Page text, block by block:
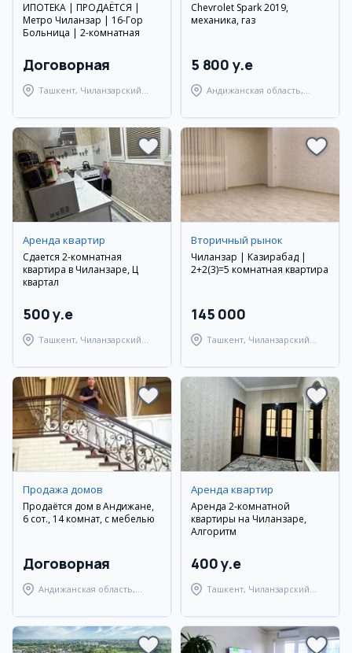
ИПОТЕКА | ПРОДАЁТСЯ |
Метро Чиланзар | 16-Гор
Больница | 2-комнатная
Договорная
Ташкент, Чиланзарский
Chevrolet Spark 2019,
механика, газ
5 800 y.e
Андижанская область,
Аренда квартир
Сдается 2-комнатная
квартира в Чиланзаре, Ц
квартал
500 y.e
Ташкент, Чиланзарский
Вторичный рынок
Чиланзар | Казирабад |
2+2(3)=5 комнатная квартира
145 000
Ташкент, Чиланзарский
Продажа домов
Продаётся дом в Андижане,
6 сот., 14 комнат, с мебелью
Договорная
Андижанская область,
Аренда квартир
Аренда 2-комнатной
квартиры на Чиланзаре,
Алгоритм
400 y.e
Ташкент, Чиланзарский